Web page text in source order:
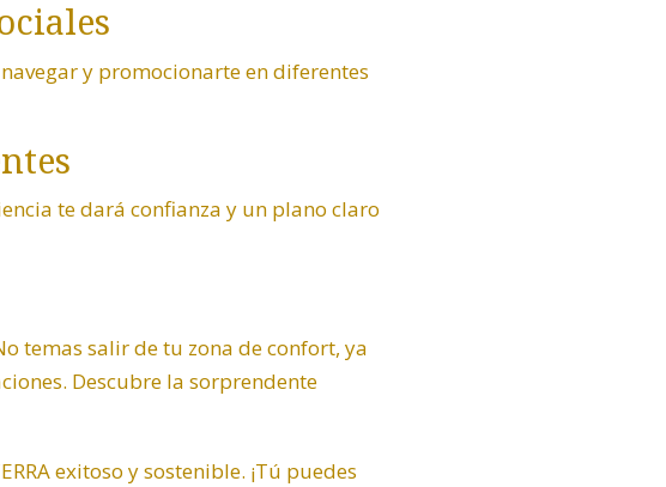
y promocionarte en diferentes
te dará confianza y un plano claro
temas salir de tu zona de confort, ya
Descubre la sorprendente
exitoso y sostenible. ¡Tú puedes